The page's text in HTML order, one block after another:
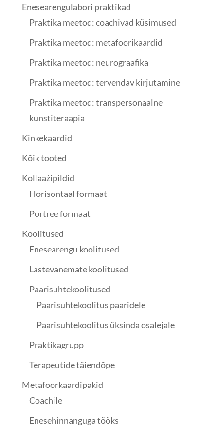
Enesearengulabori praktikad
Praktika meetod: coachivad küsimused
Praktika meetod: metafoorikaardid
Praktika meetod: neurograafika
Praktika meetod: tervendav kirjutamine
Praktika meetod: transpersonaalne
kunstiteraapia
Kinkekaardid
Kõik tooted
Kollaaźipildid
Horisontaal formaat
Portree formaat
Koolitused
Enesearengu koolitused
Lastevanemate koolitused
Paarisuhtekoolitused
Paarisuhtekoolitus paaridele
Paarisuhtekoolitus üksinda osalejale
Praktikagrupp
Terapeutide täiendõpe
Metafoorkaardipakid
Coachile
Enesehinnanguga tööks